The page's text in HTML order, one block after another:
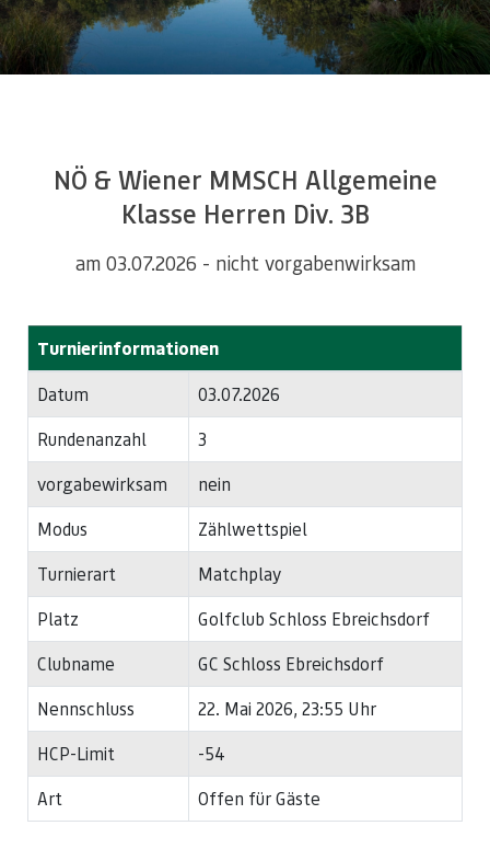
NÖ & Wiener MMSCH Allgemeine
Klasse Herren Div. 3B
am 03.07.2026 - nicht vorgabenwirksam
Turnierinformationen
Datum
03.07.2026
Rundenanzahl
3
vorgabewirksam
nein
Modus
Zählwettspiel
Turnierart
Matchplay
Platz
Golfclub Schloss Ebreichsdorf
Clubname
GC Schloss Ebreichsdorf
Nennschluss
22. Mai 2026, 23:55 Uhr
HCP-Limit
-54
Art
Offen für Gäste